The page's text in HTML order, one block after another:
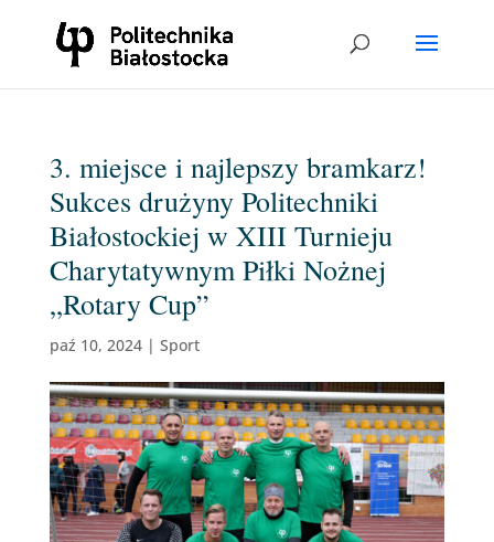
3. miejsce i najlepszy bramkarz!
Sukces drużyny Politechniki
Białostockiej w XIII Turnieju
Charytatywnym Piłki Nożnej
„Rotary Cup”
paź 10, 2024| Sport